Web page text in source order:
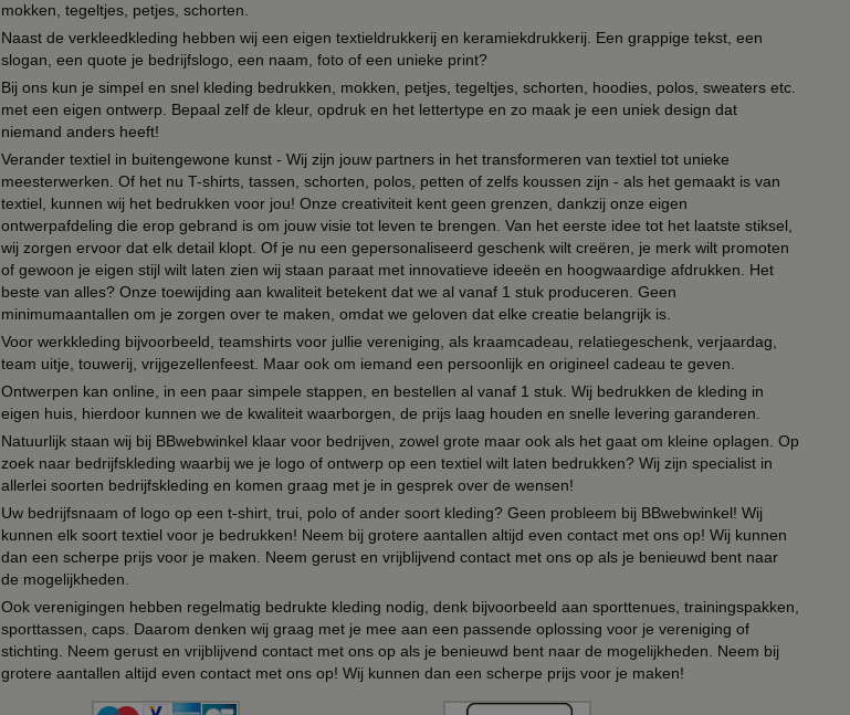
mokken, tegeltjes, petjes, schorten.
Naast de verkleedkleding hebben wij een eigen textieldrukkerij en keramiekdrukkerij. Een grappige tekst, een
slogan, een quote je bedrijfslogo, een naam, foto of een unieke print?
Bij ons kun je simpel en snel kleding bedrukken, mokken, petjes, tegeltjes, schorten, hoodies, polos, sweaters etc.
met een eigen ontwerp. Bepaal zelf de kleur, opdruk en het lettertype en zo maak je een uniek design dat
niemand anders heeft!
Verander textiel in buitengewone kunst - Wij zijn jouw partners in het transformeren van textiel tot unieke
meesterwerken. Of het nu T-shirts, tassen, schorten, polos, petten of zelfs koussen zijn - als het gemaakt is van
textiel, kunnen wij het bedrukken voor jou! Onze creativiteit kent geen grenzen, dankzij onze eigen
ontwerpafdeling die erop gebrand is om jouw visie tot leven te brengen. Van het eerste idee tot het laatste stiksel,
wij zorgen ervoor dat elk detail klopt. Of je nu een gepersonaliseerd geschenk wilt creëren, je merk wilt promoten
of gewoon je eigen stijl wilt laten zien wij staan paraat met innovatieve ideeën en hoogwaardige afdrukken. Het
beste van alles? Onze toewijding aan kwaliteit betekent dat we al vanaf 1 stuk produceren. Geen
minimumaantallen om je zorgen over te maken, omdat we geloven dat elke creatie belangrijk is.
Voor werkkleding bijvoorbeeld, teamshirts voor jullie vereniging, als kraamcadeau, relatiegeschenk, verjaardag,
team uitje, touwerij, vrijgezellenfeest. Maar ook om iemand een persoonlijk en origineel cadeau te geven.
Ontwerpen kan online, in een paar simpele stappen, en bestellen al vanaf 1 stuk. Wij bedrukken de kleding in
eigen huis, hierdoor kunnen we de kwaliteit waarborgen, de prijs laag houden en snelle levering garanderen.
Natuurlijk staan wij bij BBwebwinkel klaar voor bedrijven, zowel grote maar ook als het gaat om kleine oplagen. Op
zoek naar bedrijfskleding waarbij we je logo of ontwerp op een textiel wilt laten bedrukken? Wij zijn specialist in
allerlei soorten bedrijfskleding en komen graag met je in gesprek over de wensen!
Uw bedrijfsnaam of logo op een t-shirt, trui, polo of ander soort kleding? Geen probleem bij BBwebwinkel! Wij
kunnen elk soort textiel voor je bedrukken! Neem bij grotere aantallen altijd even contact met ons op! Wij kunnen
dan een scherpe prijs voor je maken. Neem gerust en vrijblijvend contact met ons op als je benieuwd bent naar
de mogelijkheden.
Ook verenigingen hebben regelmatig bedrukte kleding nodig, denk bijvoorbeeld aan sporttenues, trainingspakken,
sporttassen, caps. Daarom denken wij graag met je mee aan een passende oplossing voor je vereniging of
stichting. Neem gerust en vrijblijvend contact met ons op als je benieuwd bent naar de mogelijkheden. Neem bij
grotere aantallen altijd even contact met ons op! Wij kunnen dan een scherpe prijs voor je maken!